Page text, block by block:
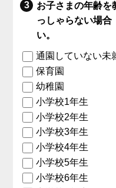
お子さまの年齢を
っしゃらない場合
い。
通園していない未
保育園
幼稚園
小学校1年生
小学校2年生
小学校3年生
小学校4年生
小学校5年生
小学校6年生